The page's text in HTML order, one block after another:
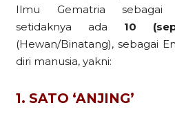
Ilmu Gematria sebagai
setidaknya ada 10
(Hewan/Binatang), sebagai
diri manusia, yakni:
1. SATO ‘ANJING’